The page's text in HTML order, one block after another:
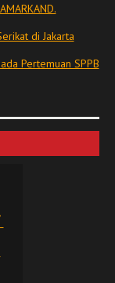
di Jakarta
Pertemuan SPPB